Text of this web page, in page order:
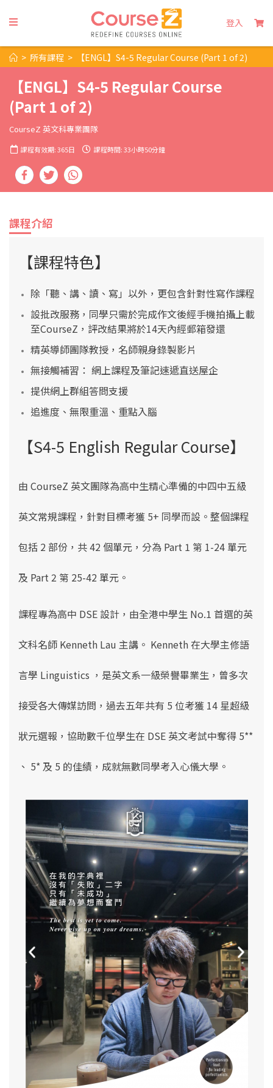
登入
> 所有課程 > 【ENGL】S4-5 Regular Course (Part 1 of 2)
【ENGL】S4-5 Regular Course
(Part 1 of 2)
CourseZ 英文科專業團隊
課程有效期: 365日 課程時間: 33小時50分鐘
課程介紹
【課程特色】
除「聽、講、讀、寫」以外，更包含針對性寫作課程
設批改服務，同學只需於完成作文後經手機拍攝上載
至CourseZ，評改結果將於14天內經郵箱發還
精英導師團隊教授，名師親身錄製影片
無接觸補習： 網上課程及筆記速遞直送屋企
提供網上群組答問支援
追進度、無限重溫、重點入腦
【S4-5 English Regular Course】
由 CourseZ 英文團隊為高中生精心準備的中四中五級
英文常規課程 ， 針對目標考獲 5+ 同學而設。 整個課程
包括 2 部份，共 42 個單元，分為 Part 1 第 1-24 單元
及 Part 2 第 25-42 單元。
課程專為高中 DSE 設計，由全港中學生 No.1 首選的英
文科名師 Kenneth Lau 主講。 Kenneth 在大學主修語
言學 Linguistics ，是英文系一級榮譽畢業生，曾多次
接受各大傳媒訪問，過去五年共有 5 位考獲 14 星超級
狀元選報，協助數千位學生在 DSE 英文考試中奪得 5**
、 5* 及 5 的佳績，成就無數同學考入心儀大學。